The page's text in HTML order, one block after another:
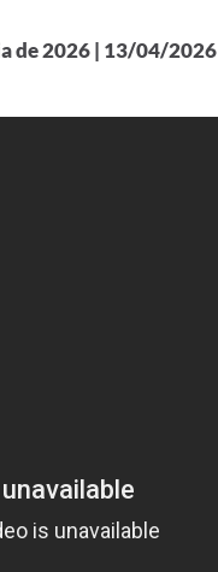
de 2026 | 13/04/2026